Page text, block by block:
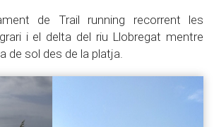
de Trail running recorrent les
i el delta del riu Llobregat mentre
de sol des de la platja.